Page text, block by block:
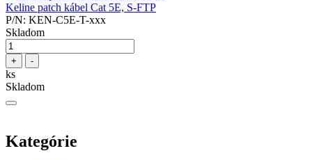
Keline patch kábel Cat 5E, S-FTP
P/N: KEN-C5E-T-xxx
Skladom
+ -
ks
Skladom
Kategórie